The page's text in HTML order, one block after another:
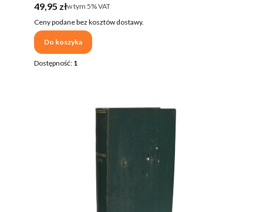
Cena brutto
49,95 złw tym %s VAT
w tym 5%VAT
Ceny podane bez kosztów dostawy.
Do koszyka
Dostępność: 1